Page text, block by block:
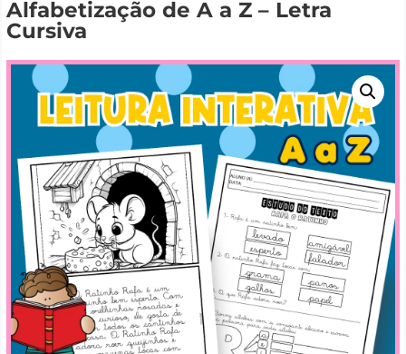
Alfabetização de A a Z – Letra
Cursiva